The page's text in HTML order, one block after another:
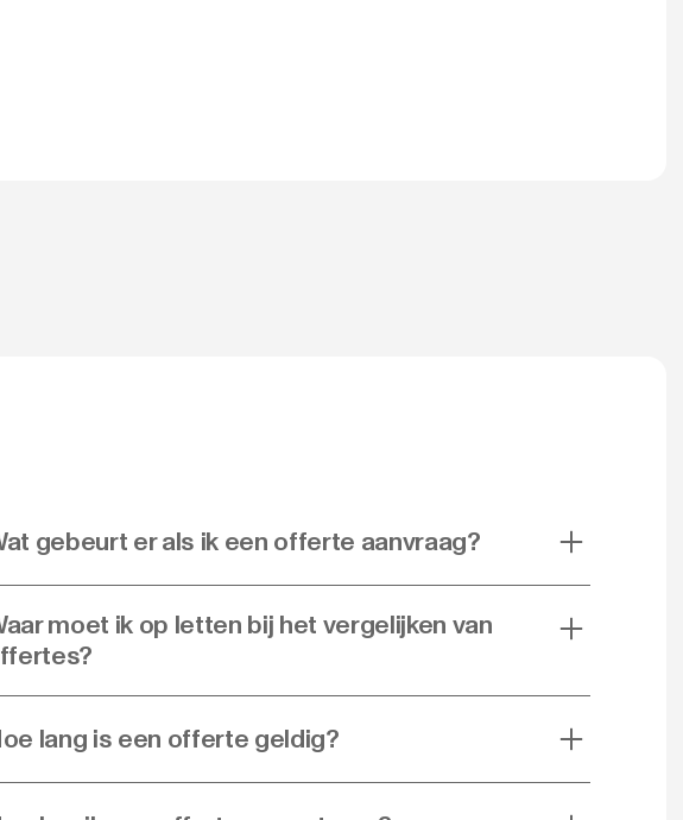
gebeurt er als ik een offerte aanvraag?
moet ik op letten bij het vergelijken van
lang is een offerte geldig?